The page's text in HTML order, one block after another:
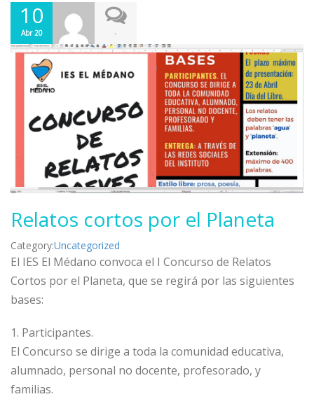
10
Abr 20 -
Relatos cortos por el Planeta
Category:Uncategorized
El IES El Médano convoca el I Concurso de Relatos
Cortos por el Planeta, que se regirá por las siguientes
bases:
1. Participantes.
El Concurso se dirige a toda la comunidad educativa,
alumnado, personal no docente, profesorado, y
familias.